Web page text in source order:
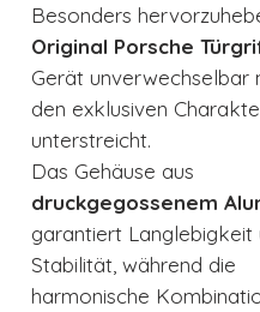
Besonders
Original Porsche
Gerät unverwechselbar
den exklusiven
unterstreicht.
Das Gehäuse aus
druckgegossenem
garantiert Langlebigkeit
Stabilität, während die
harmonische